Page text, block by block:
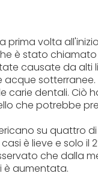
volta
è stato
causate da alti
carie dentali. Ciò
che potrebbe
su quattro
è lieve e solo il
che dalla
è aumentata.